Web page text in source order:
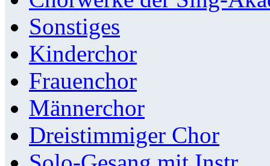
Sonstiges
Kinderchor
Frauenchor
Männerchor
Dreistimmiger Chor